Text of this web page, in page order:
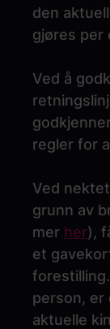
den
gjøres per
Ved å
regler for
Ved
grunn av
mer her),
et
person, er
aktuelle